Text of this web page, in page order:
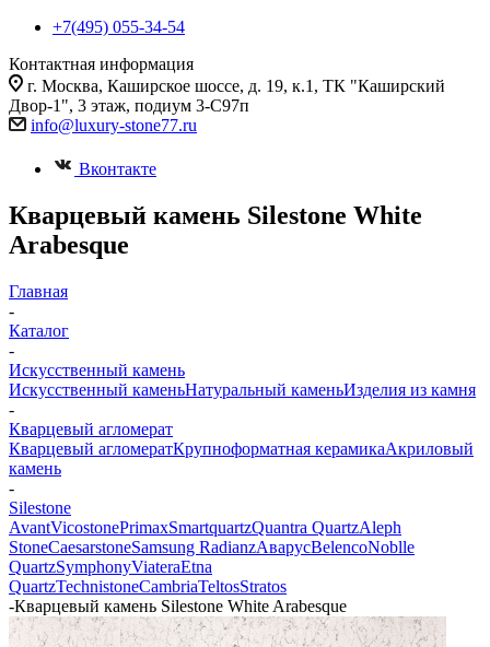
+7(495) 055-34-54
Контактная информация
г. Москва, Каширское шоссе, д. 19, к.1, ТК "Каширский
Двор-1", 3 этаж, подиум 3-С97п
info@luxury-stone77.ru
Вконтакте
Кварцевый камень Silestone White
Arabesque
Главная
-
Каталог
-
Искусственный камень
Искусственный каменьНатуральный каменьИзделия из камня
-
Кварцевый агломерат
Кварцевый агломератКрупноформатная керамикаАкриловый
камень
-
Silestone
AvantVicostonePrimaxSmartquartzQuantra QuartzAleph
StoneCaesarstoneSamsung RadianzАварусBelencoNoblle
QuartzSymphonyViateraEtna
QuartzTechnistoneCambriaTeltosStratos
-Кварцевый камень Silestone White Arabesque